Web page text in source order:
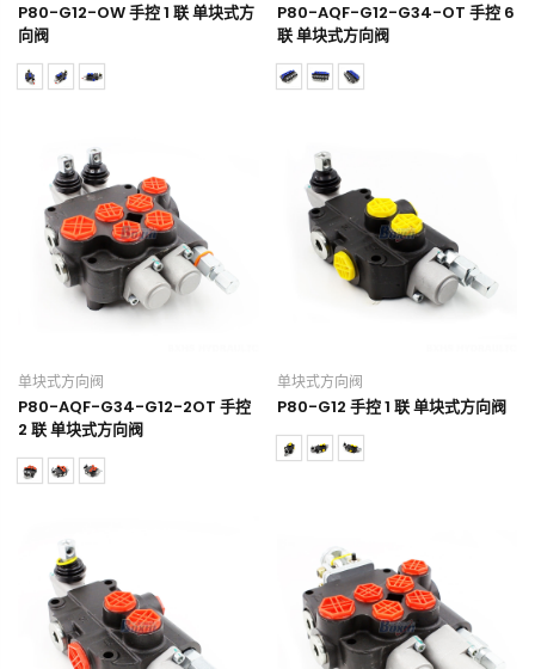
P80-G12-OW 手控 1 联 单块式方
向阀
P80-AQF-G12-G34-OT 手控 6
联 单块式方向阀
单块式方向阀
P80-AQF-G34-G12-2OT 手控
2 联 单块式方向阀
单块式方向阀
P80-G12 手控 1 联 单块式方向阀